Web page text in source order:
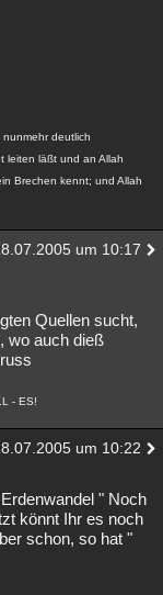
deutlich
leiten läßt und an Allah
Brechen kennt; und Allah
um 10:17
Quellen sucht,
wo auch dieß
- ES!
um 10:22
" Noch
könnt Ihr es noch
schon, so hat "